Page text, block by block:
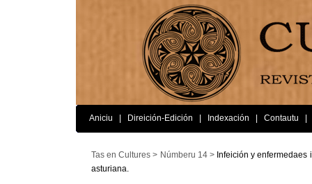
Aniciu Direición-Edición Indexación Contautu
Tas en Cultures > Númberu 14 >Infeición y enfermedaes
asturiana.